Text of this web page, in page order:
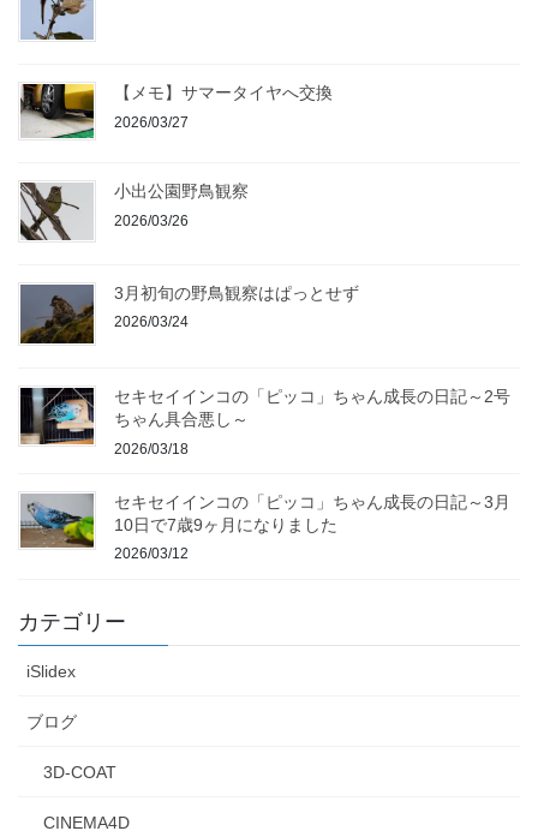
【メモ】サマータイヤへ交換
2026/03/27
小出公園野鳥観察
2026/03/26
3月初旬の野鳥観察はぱっとせず
2026/03/24
セキセイインコの「ピッコ」ちゃん成長の日記～2号
ちゃん具合悪し～
2026/03/18
セキセイインコの「ピッコ」ちゃん成長の日記～3月
10日で7歳9ヶ月になりました
2026/03/12
カテゴリー
iSlidex
ブログ
3D-COAT
CINEMA4D